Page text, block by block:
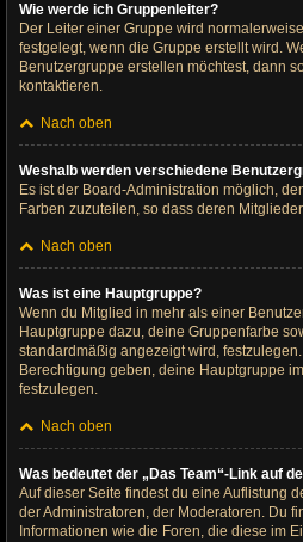
Wie werde ich Gruppenleiter?
Der Leiter einer Gruppe wird
festgelegt, wenn die Gruppe erstellt wird.
Benutzergruppe erstellen möchtest, dann
kontaktieren.
Nach oben
Weshalb werden verschiedene
Es ist der Board-Administration möglich,
Farben zuzuteilen, so dass deren
Nach oben
Was ist eine Hauptgruppe?
Wenn du Mitglied in mehr als einer
Hauptgruppe dazu, deine Gruppenfarbe
standardmäßig angezeigt wird,
Berechtigung geben, deine Hauptgruppe
festzulegen.
Nach oben
Was bedeutet der „Das Team“-Link auf
Auf dieser Seite findest du eine Auflistung
der Administratoren, der Moderatoren. Du
Informationen wie die Foren, die diese im